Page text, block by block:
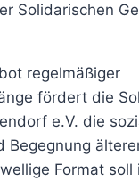
Solidarischen
regelmäßiger
fördert die
e.V. die
Begegnung
Format soll